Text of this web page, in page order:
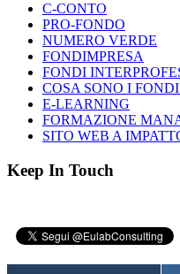
C-CONTO
PRO-FONDO
NUMERO VERDE
FONDIMPRESA
FONDI
COSA SONO I
E-LEARNING
FORMAZIONE
SITO WEB A
Keep In Touch